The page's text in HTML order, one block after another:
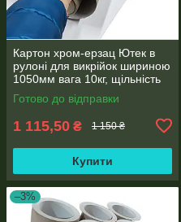
Картон хром-ерзац Ютек в
рулоні для викрійок шириною
1050мм вага 10кг, щільність
420г/м2, товщина картону 0,6
мм
Готово до відправки
1 115,50 ₴ 1 150 ₴
Купити
–3%